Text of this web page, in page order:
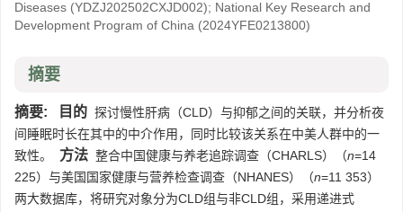
Diseases (YDZJ202502CXJD002); National Key Research and
Development Program of China (2024YFE0213800)
摘要
摘要: 目的 探讨慢性肝病（CLD）与抑郁之间的关联，并分析夜
间睡眠时长在其中的中介作用，同时比较该关系在中美人群中的一
致性。
方法 整合中国健康与养老追踪调查（CHARLS）（n=14
225）与美国国家健康与营养检查调查（NHANES）（n=11 353）
两大数据库，将研究对象分为CLD组与非CLD组，采用递进式